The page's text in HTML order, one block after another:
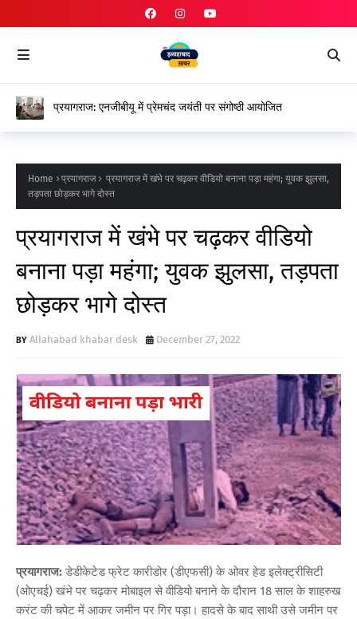
प्रयागराज: एनजीबीयू में प्रेमचंद जयंती पर संगोष्ठी आयोजित
Home प्रयागराज
प्रयागराज में खंभे पर चढ़कर वीडियो बनाना पड़ा महंगा; युवक झुलसा,
तड़पता छोड़कर भागे दोस्त
प्रयागराज में खंभे पर चढ़कर वीडियो
बनाना पड़ा महंगा; युवक झुलसा, तड़पता
छोड़कर भागे दोस्त
Allahabad khabar desk December 27, 2022
प्रयागराज: डेडीकेटेड फ्रेट कारीडोर (डीएफसी) के ओवर हेड इलेक्ट्रीसिटी
(ओएचई) खंभे पर चढ़कर मोबाइल से वीडियो बनाने के दौरान 18 साल के शाहरुख
करंट की चपेट में आकर जमीन पर गिर पड़ा। हादसे के बाद साथी उसे जमीन पर